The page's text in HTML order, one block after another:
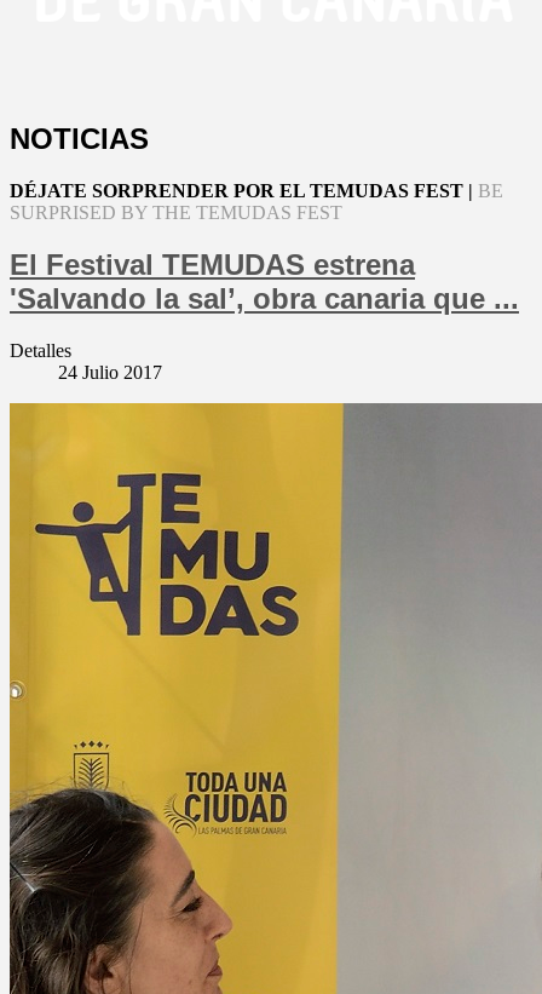
NOTICIAS
DÉJATE SORPRENDER POR EL TEMUDAS FEST | BE
SURPRISED BY THE TEMUDAS FEST
El Festival TEMUDAS estrena
'Salvando la sal’, obra canaria que ...
Detalles
24 Julio 2017